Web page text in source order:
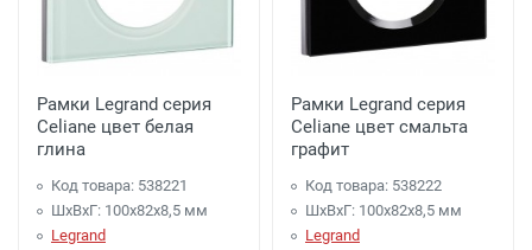
Рамки Legrand серия
Celiane цвет белая
глина
Код товара: 538221
ШхВхГ: 100x82x8,5 мм
Legrand
Рамки Legrand серия
Celiane цвет смальта
графит
Код товара: 538222
ШхВхГ: 100x82x8,5 мм
Legrand